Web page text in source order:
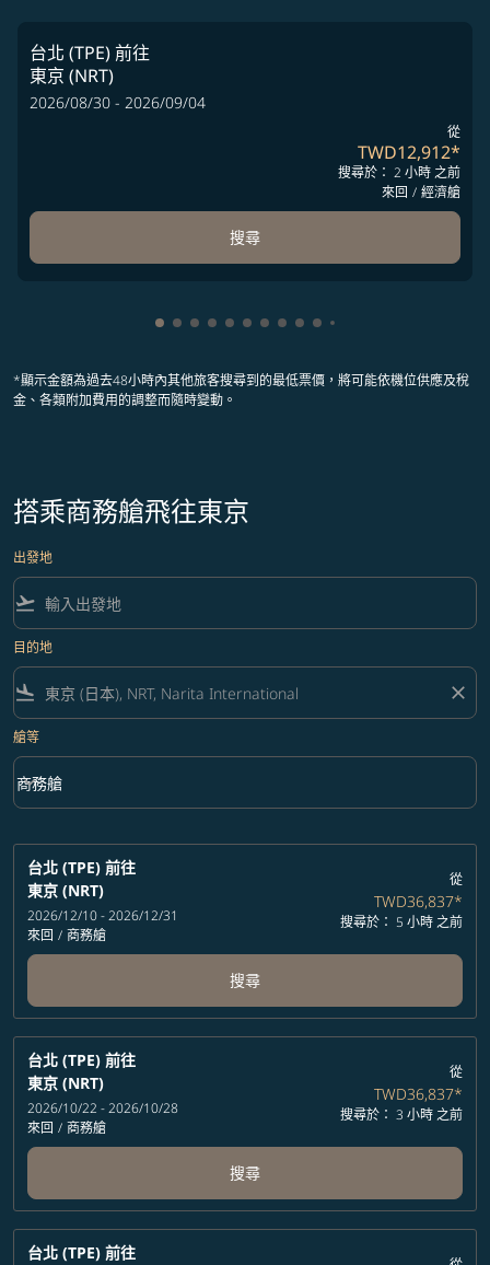
台北 (TPE)前往
東京 (NRT)
2026/08/30 - 2026/09/04
從
TWD12,912*
搜尋於： 2 小時 之前
來回 / 經濟艙
搜尋
顯示 cmp-pagination-showing-card 1
顯示 cmp-pagination-showing-card 2
顯示 cmp-pagination-showing-card
顯示 cmp-pagination-showing-
顯示 cmp-pagination-showing-
顯示 cmp-pagination-
顯示 cmp-pagination-
顯示 cmp-pagination-
顯示 cmp-pagination-
顯示 cmp-
*顯示金額為過去48小時內其他旅客搜尋到的最低票價，將可能依機位供應及稅
金、各類附加費用的調整而隨時變動。
搭乘商務艙飛往東京
出發地
flight_takeoff
目的地
flight_land close
艙等
艙等 option 商務艙 Selected
商務艙
keyboard_arrow_down
台北 (TPE) 前往
東京 (NRT)
2026/12/10 - 2026/12/31
來回 / 商務艙
從
TWD36,837*
搜尋於： 5 小時 之前
搜尋
台北 (TPE) 前往
東京 (NRT)
2026/10/22 - 2026/10/28
來回 / 商務艙
從
TWD36,837*
搜尋於： 3 小時 之前
搜尋
台北 (TPE) 前往